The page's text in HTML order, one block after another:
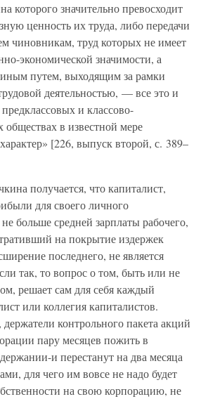
которого значительно превосходит
ценность их труда, либо передачи
чиновникам, труд которых не имеет
экономической значимости, а
путем, выходящим за рамки
деятельностью, — все это и
и классово-
обществах в известной мере
[226, выпуск второй, с. 389–
получается, что капиталист,
для своего личного
больше средней зарплаты рабочего,
на покрытие издержек
последнего, не является
так, то вопрос о том, быть или не
решает сам для себя каждый
или коллегия капиталистов.
контрольного пакета акций
пару месяцев пожить в
и перестанут на два месяца
для чего им вовсе не надо будет
на свою корпорацию, не